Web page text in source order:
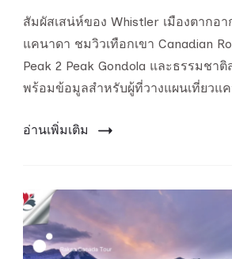
เมือง
ตาก
ชื่อ
ดัง
แคนาดา
สัมผัสเสน่ห์ของ Whistler เมืองตากอ
แคนาดา ชมวิวเทือกเขา Canadian
Peak 2 Peak Gondola และธรรมชา
พร้อมข้อมูลสำหรับผู้ที่วางแผนเที่ยวแ
อ่านเพิ่มเติม